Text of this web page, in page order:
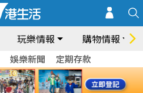
玩樂情報 購物情報
娛樂新聞 定期存款